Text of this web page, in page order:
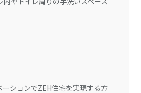
ーションでZEH住宅を実現する方